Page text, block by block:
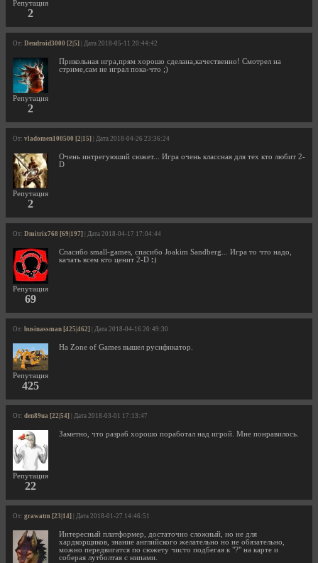
Репутация
2
От: Dendroid3000 [2|5] | Дата 2018-05-11 20:44:42
Репутация
2
Прикольная игра,прям хорошо сделана,качественно! Смотрел на
стриме,сам не играл пока-что ;)
От: vladomen100500 [2|15] | Дата 2018-04-26 23:36:24
Репутация
2
Очень интрегуюший сюжет... Игра очень классная для тех кто любит 2-
D
От: Dmitrix768 [69|197] | Дата 2018-04-17 17:04:44
Репутация
69
Спасибо small-games, спасибо Joakim Sandberg... Игра то что надо,
качать всем кто ценит 2-D
От: businassman [425|462] | Дата 2018-04-16 20:49:30
Репутация
425
На Zone of Games вышел русификатор.
От: den89ua [22|54] | Дата 2018-03-01 17:13:47
Репутация
22
Заметно, что разраб хорошо поработал над игрой. Мне понравилось.
От: grawatm [23|14] | Дата 2018-01-27 14:46:51
Интересный платформер, достаточно сложный, но не для
хардкорщиков, знание английского желательно но не обязательно,
можно передвигатся по сюжету чисто подбегая к "?" на карте и
соберая лутболтая с нипами.